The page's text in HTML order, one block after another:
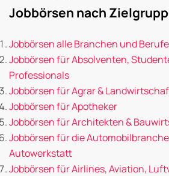
Jobbörsen nach
Jobbörsen alle Branchen und Berufe
Jobbörsen für Absolventen,
Professionals
Jobbörsen für Agrar &
Jobbörsen für Apotheker
Jobbörsen für Architekten &
Jobbörsen für die
Autowerkstatt
Jobbörsen für Airlines, Aviation,